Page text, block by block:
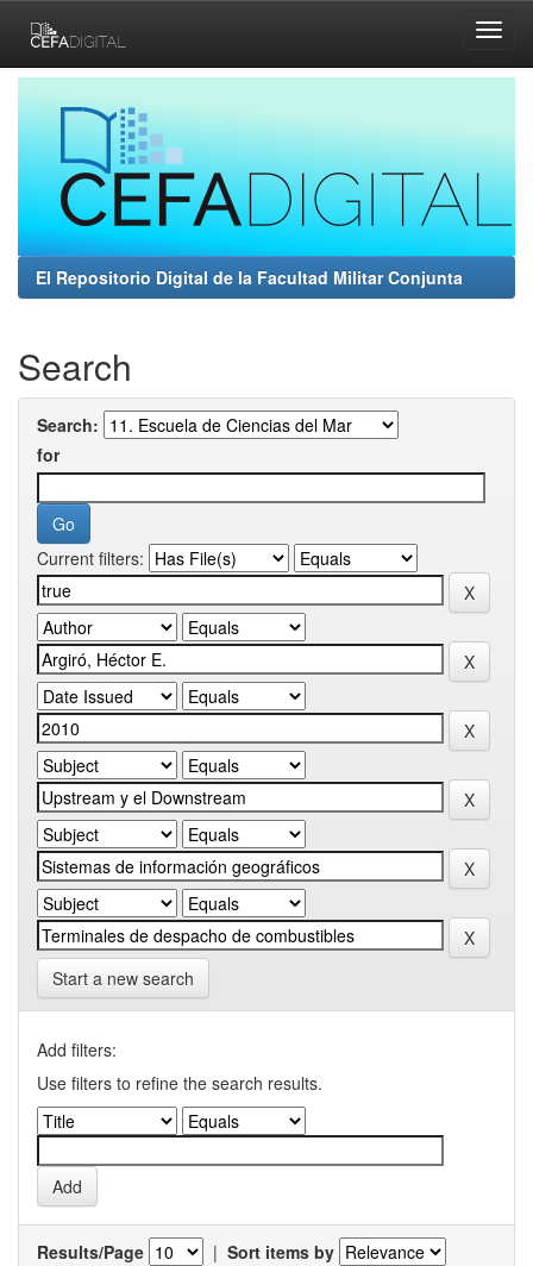
navigation
El Repositorio Digital de la Facultad Militar Conjunta
Search
Search:
for
Current filters:
Start a new search
Add filters:
Use filters to refine the search results.
Results/Page | Sort items by